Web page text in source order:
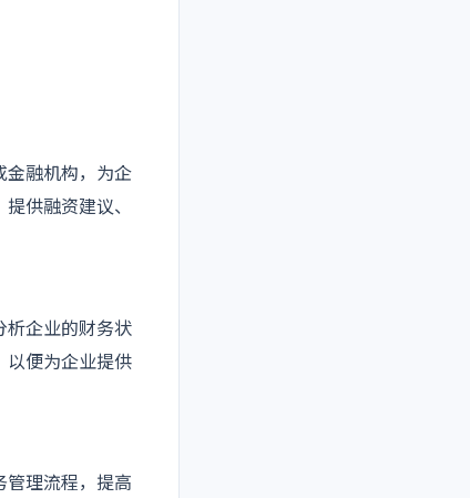
金融机构，为企
供融资建议、
析企业的财务状
以便为企业提供
理流程，提高